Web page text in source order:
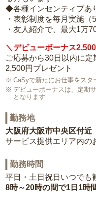
◆各種インセンティブあ
・表彰制度を毎月実施（
・友人紹介で、最大1万
＼デビューボーナス
ご応募から30日以内に定
2,500円プレゼント
CaSyで新たにお仕事をスタ
デビューボーナスは、定期
となります
勤務地
大阪府大阪市中央区付近
サービス提供エリア内の
勤務時間
平日・土日祝日いつでも
8時～20時の間で1日1時